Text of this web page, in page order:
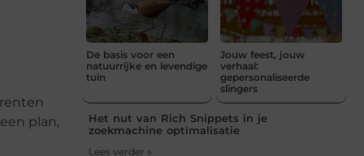
plan,
De basis voor een
natuurrijke en levendige
tuin
Jouw feest, jouw
verhaal:
gepersonaliseerde
slingers
Het nut van Rich Snippets in je
zoekmachine optimalisatie
Lees verder »